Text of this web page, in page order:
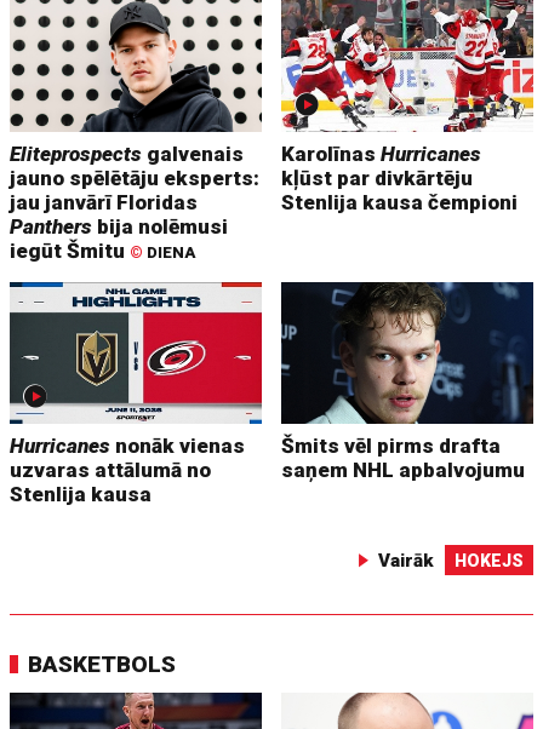
Eliteprospects galvenais
jauno spēlētāju eksperts:
jau janvārī Floridas
Panthers bija nolēmusi
iegūt Šmitu © DIENA
KarolīnasHurricanes
kļūst par divkārtēju
Stenlija kausa čempioni
Hurricanes nonāk vienas
uzvaras attālumā no
Stenlija kausa
Šmits vēl pirms drafta
saņem NHL apbalvojumu
Vairāk HOKEJS
BASKETBOLS